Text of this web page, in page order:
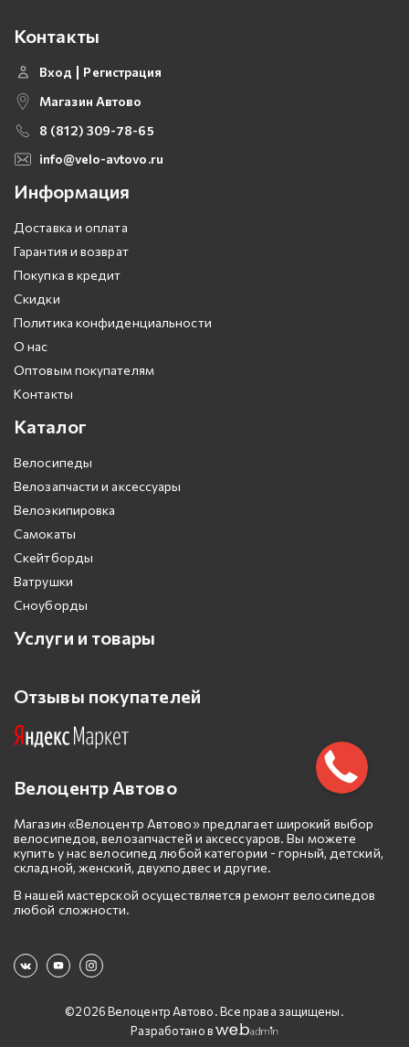
Контакты
Вход
Регистрация
Магазин Автово
8 (812) 309-78-65
info@velo-avtovo.ru
Информация
Доставка и оплата
Гарантия и возврат
Покупка в кредит
Скидки
Политика конфиденциальности
О нас
Оптовым покупателям
Контакты
Каталог
Велосипеды
Велозапчасти и аксессуары
Велоэкипировка
Самокаты
Скейтборды
Ватрушки
Сноуборды
Услуги и товары
Отзывы покупателей
Велоцентр Автово
Магазин «Велоцентр Автово» предлагает широкий выбор
велосипедов, велозапчастей и аксессуаров. Вы можете
купить у нас велосипед любой категории - горный, детский,
складной, женский, двухподвес и другие.
В нашей мастерской осуществляется ремонт велосипедов
любой сложности.
©2026 Велоцентр Автово. Все права защищены.
Разработано в